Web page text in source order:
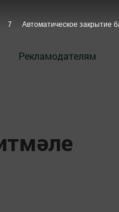
Рекламодателям
6 Автоматическое закрытие